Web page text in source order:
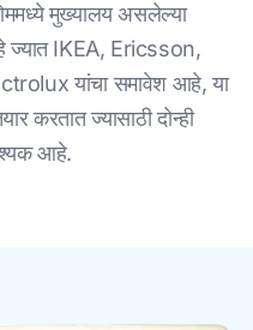
मुख्यालय असलेल्या
ज्यात IKEA, Ericsson,
यांचा समावेश आहे, या
करतात ज्यासाठी दोन्ही
आहे.